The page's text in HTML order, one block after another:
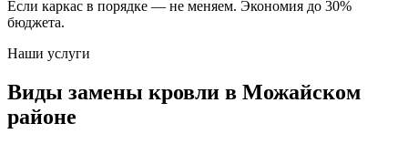
Если каркас в порядке — не меняем. Экономия до 30%
бюджета.
Наши услуги
Виды замены кровли в Можайском
районе